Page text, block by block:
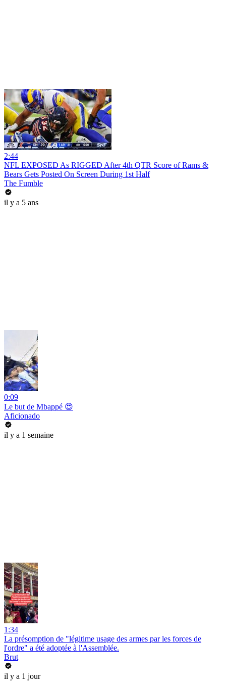
2:44
NFL EXPOSED As RIGGED After 4th QTR Score of Rams &
Bears Gets Posted On Screen During 1st Half
The Fumble
il y a 5 ans
0:09
Le but de Mbappé 😍
Aficionado
il y a 1 semaine
1:34
La présomption de "légitime usage des armes par les forces de
l'ordre" a été adoptée à l'Assemblée.
Brut
il y a 1 jour